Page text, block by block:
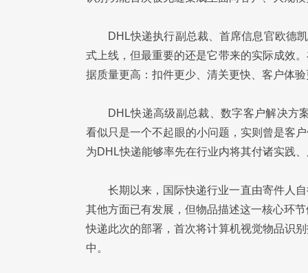
DHL快递执行副总裁、首席信息官欧德
式上线，但最重要的还是它带来的实际成效
据质量更高：扣件更少、清关更快、客户体
DHL快递高级副总裁、数字客户解决
看似只是一个不起眼的小问题，实则曾是客
为DHL快递能够率先在行业内将其付诸实践
长期以来，国际快递行业一直由寄件人
其他方面已有发展，但物品描述这一核心环
快递此次的部署，首次将计算机视觉物品识
中。